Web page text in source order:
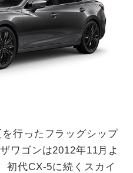
行ったフラッグシップ
ワゴンは2012年11月よ
初代CX-5に続くスカイ